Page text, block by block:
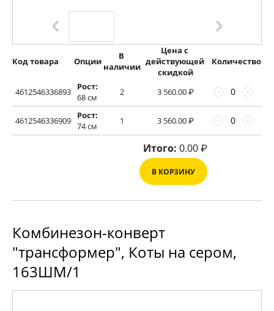
Код товара Опции
В
наличии
Цена с
действующей
скидкой
Количество
4612546336893
Рост:
68 см
2 3 560.00₽ +
−
4612546336909
Рост:
74 см
1 3 560.00₽ +
−
Итого: 0.00₽
В КОРЗИНУ
Комбинезон-конверт
"трансформер", Коты на сером,
163ШМ/1